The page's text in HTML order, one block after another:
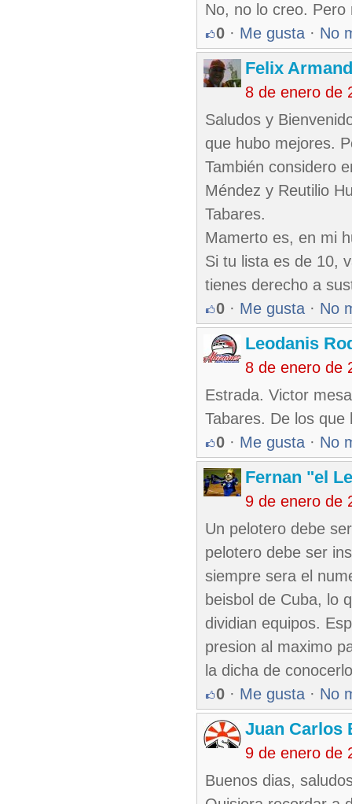
No, no lo creo.
0 · Me gusta · No
Felix
8 de enero de
Saludos y
que hubo mejores.
También considero
Méndez y Reutilio
Tabares.
Mamerto es, en mi
Si tu lista es de 10,
tienes derecho a
0 · Me gusta · No
Leodanis
8 de enero de
Estrada. Victor
Tabares. De los que
0 · Me gusta · No
Fernan "el
9 de enero de
Un pelotero debe
pelotero debe ser
siempre sera el
beisbol de Cuba, lo
dividian equipos.
presion al maximo
la dicha de
0 · Me gusta · No
Juan Carlos
9 de enero de
Buenos dias,